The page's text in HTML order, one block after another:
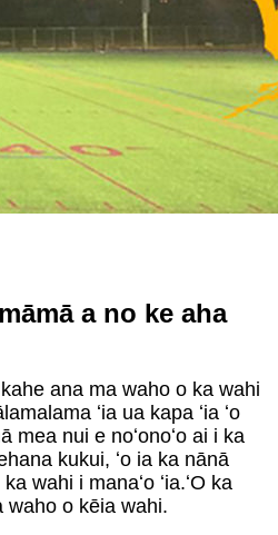
a no ke aha
ana ma waho o ka wahi
ʻia ua kapa ʻia ʻo
mea nui e noʻonoʻo ai i ka
kukui, ʻo ia ka nānā
wahi i manaʻo ʻia.ʻO ka
o kēia wahi.